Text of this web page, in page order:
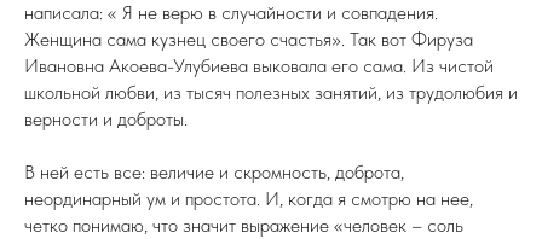
написала: « Я не верю в случайности и совпадения.
Женщина сама кузнец своего счастья». Так вот Фируза
Ивановна Акоева-Улубиева выковала его сама. Из чистой
школьной любви, из тысяч полезных занятий, из трудолюбия и
верности и доброты.
В ней есть все: величие и скромность, доброта,
неординарный ум и простота. И, когда я смотрю на нее,
четко понимаю, что значит выражение «человек – соль